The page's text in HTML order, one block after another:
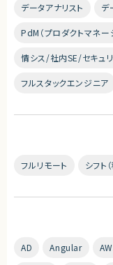
データアナリスト デ
PdM（プロダクトマネー
情シス/社内SE/セキュ
フルスタックエンジニア
フルリモート シフト
AD Angular